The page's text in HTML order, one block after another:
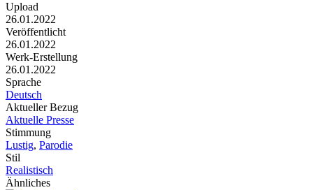
Upload
26.01.2022
Veröffentlicht
26.01.2022
Werk-Erstellung
26.01.2022
Sprache
Deutsch
Aktueller Bezug
Aktuelle Presse
Stimmung
Lustig, Parodie
Stil
Realistisch
Ähnliches